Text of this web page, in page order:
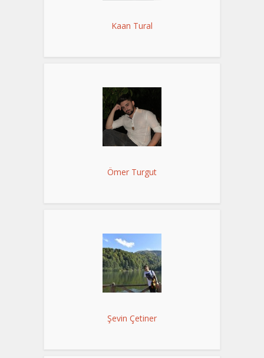
Kaan Tural
Ömer Turgut
Şevin Çetiner